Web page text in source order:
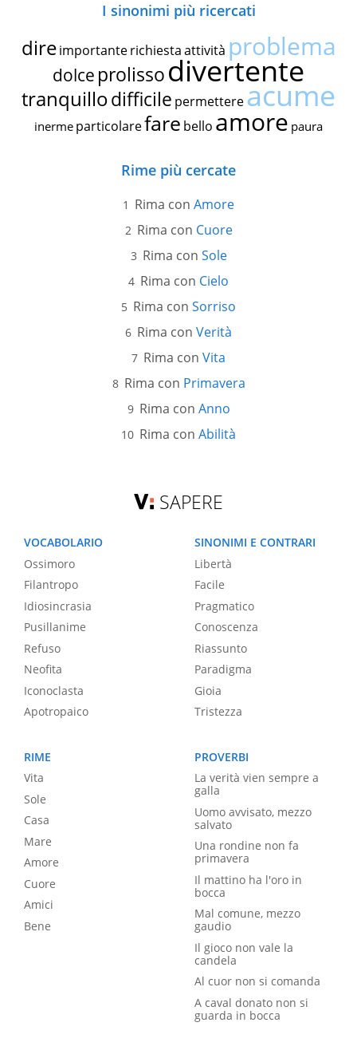
I sinonimi più ricercati
dire importante richiestaattività problema
dolce prolissodivertente
tranquillodifficile permettereacume
inerme particolarefare bello amore paura
Rime più cercate
Rima con Amore
Rima con Cuore
Rima con Sole
Rima con Cielo
Rima con Sorriso
Rima con Verità
Rima con Vita
Rima con Primavera
Rima con Anno
Rima con Abilità
SAPERE
VOCABOLARIO
Ossimoro
Filantropo
Idiosincrasia
Pusillanime
Refuso
Neofita
Iconoclasta
Apotropaico
SINONIMI E CONTRARI
Libertà
Facile
Pragmatico
Conoscenza
Riassunto
Paradigma
Gioia
Tristezza
RIME
Vita
Sole
Casa
Mare
Amore
Cuore
Amici
Bene
PROVERBI
La verità vien sempre a
galla
Uomo avvisato, mezzo
salvato
Una rondine non fa
primavera
Il mattino ha l'oro in
bocca
Mal comune, mezzo
gaudio
Il gioco non vale la
candela
Al cuor non si comanda
A caval donato non si
guarda in bocca